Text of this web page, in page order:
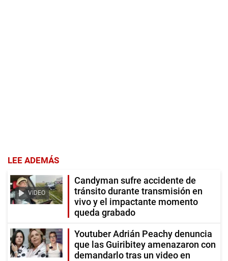
LEE ADEMÁS
VIDEO
Candyman sufre accidente de
tránsito durante transmisión en
vivo y el impactante momento
queda grabado
Youtuber Adrián Peachy denuncia
que las Guiribitey amenazaron con
demandarlo tras un video en